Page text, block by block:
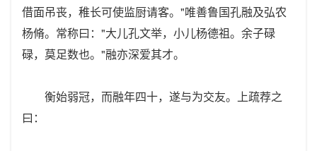
借面吊丧，稚长可使监厨请客。"唯善鲁国孔融及弘农
杨脩。常称曰："大儿孔文举，小儿杨德祖。余子碌
碌，莫足数也。"融亦深爱其才。
衡始弱冠，而融年四十，遂与为交友。上疏荐之
曰：